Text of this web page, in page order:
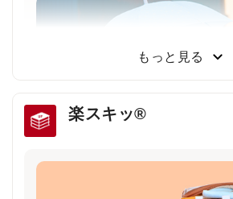
小学生から支持される圧倒的な
った結果、約80％が「楽ッションで
もっと見る
楽スキッ®